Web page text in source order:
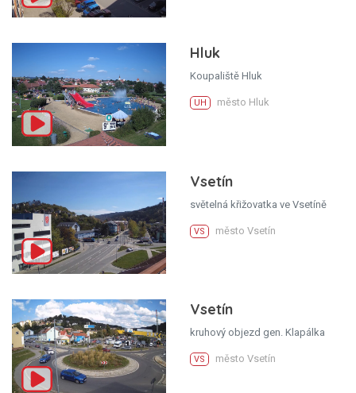
Hluk
Koupaliště Hluk
UH město Hluk
Vsetín
světelná křižovatka ve Vsetíně
VS město Vsetín
Vsetín
kruhový objezd gen. Klapálka
VS město Vsetín